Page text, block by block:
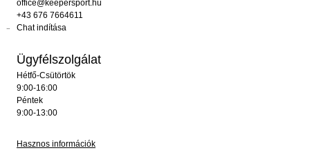
office@keepersport.hu
+43 676 7664611
Chat indítása
Ügyfélszolgálat
Hétfő-Csütörtök
9:00-16:00
Péntek
9:00-13:00
Hasznos információk